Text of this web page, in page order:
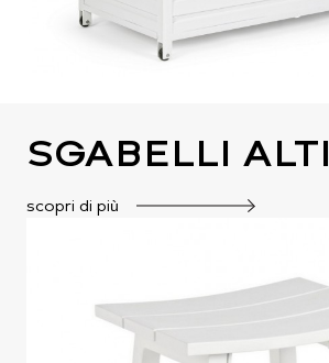
SGABELLI ALTI
scopri di più